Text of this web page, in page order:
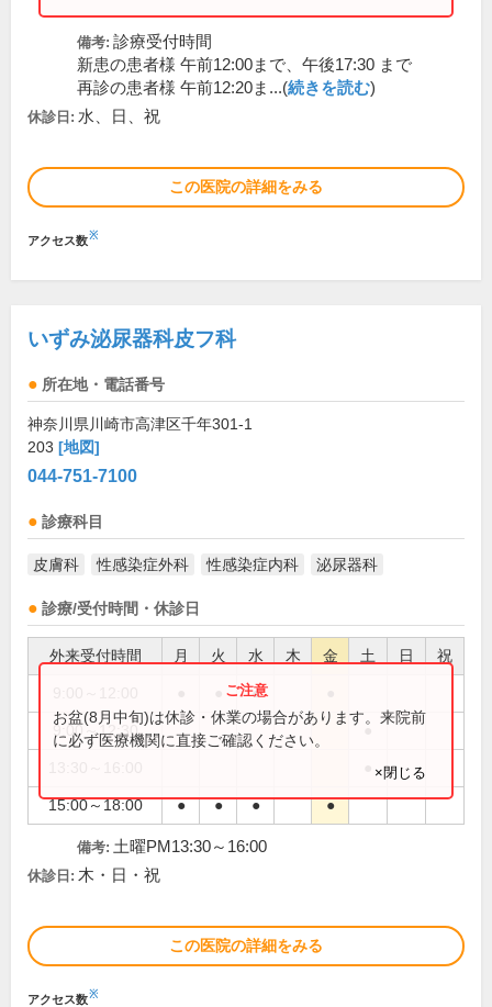
備考: 診療受付時間
新患の患者様 午前12:00まで、午後17:30 まで
再診の患者様 午前12:20ま...(続きを読む)
休診日: 水、日、祝
この医院の詳細をみる
アクセス数※
いずみ泌尿器科皮フ科
所在地・電話番号
神奈川県川崎市高津区千年301-1
203 [地図]
044-751-7100
診療科目
皮膚科 性感染症外科 性感染症内科 泌尿器科
診療/受付時間・休診日
外来受付時間 月 火 水 木 金 土 日 祝
●
9:00～12:30 ●
15:00～18:00 ● ● ● ●
お盆(8月中旬)は休診・休業の場合があります。来院前
に必ず医療機関に直接ご確認ください。
×閉じる
備考: 土曜PM13:30～16:00
休診日: 木・日・祝
この医院の詳細をみる
アクセス数※